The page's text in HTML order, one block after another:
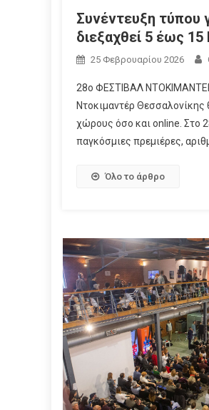
Συνέντευξη τύπου
διεξαχθεί 5 έως
25 Φεβρουαρίου 2026
28o ΦΕΣΤΙΒΑΛ
Ντοκιμαντέρ
χώρους όσο και online. Στο
παγκόσμιες πρεμιέρες,
Όλο το άρθρο